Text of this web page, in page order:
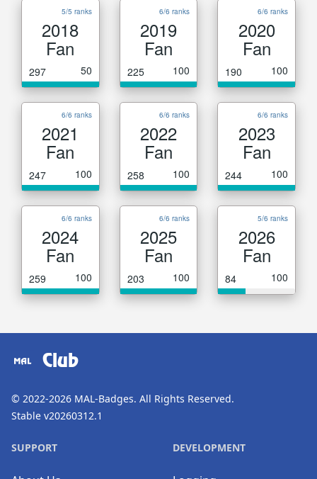
5/5 ranks
2018
Fan
297 50
6/6 ranks
2019
Fan
225 100
6/6 ranks
2020
Fan
190 100
6/6 ranks
2021
Fan
247 100
6/6 ranks
2022
Fan
258 100
6/6 ranks
2023
Fan
244 100
6/6 ranks
2024
Fan
259 100
6/6 ranks
2025
Fan
203 100
5/6 ranks
2026
Fan
84 100
Club
© 2022-2026 MAL-Badges. All Rights Reserved.
Stable v20260312.1
SUPPORT DEVELOPMENT